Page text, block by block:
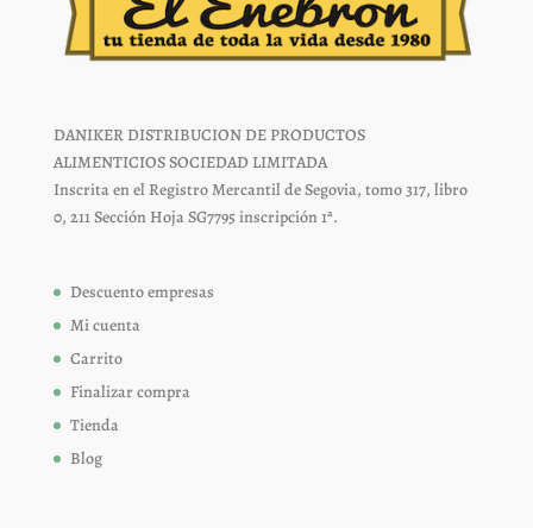
DANIKER DISTRIBUCION DE PRODUCTOS
ALIMENTICIOS SOCIEDAD LIMITADA
Inscrita en el Registro Mercantil de Segovia, tomo 317, libro
0, 211 Sección Hoja SG7795 inscripción 1ª.
Descuento empresas
Mi cuenta
Carrito
Finalizar compra
Tienda
Blog